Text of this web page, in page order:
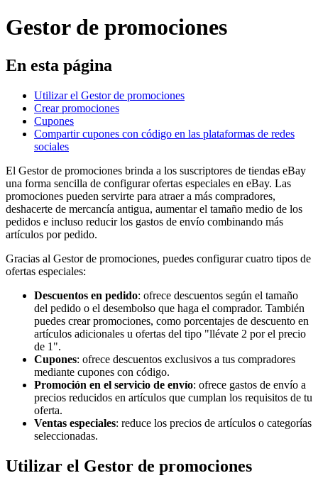
Gestor de promociones
En esta página
Utilizar el Gestor de promociones
Crear promociones
Cupones
Compartir cupones con código en las plataformas de redes
sociales
El Gestor de promociones brinda a los suscriptores de tiendas eBay
una forma sencilla de configurar ofertas especiales en eBay. Las
promociones pueden servirte para atraer a más compradores,
deshacerte de mercancía antigua, aumentar el tamaño medio de los
pedidos e incluso reducir los gastos de envío combinando más
artículos por pedido.
Gracias al Gestor de promociones, puedes configurar cuatro tipos de
ofertas especiales:
Descuentos en pedido: ofrece descuentos según el tamaño
del pedido o el desembolso que haga el comprador. También
puedes crear promociones, como porcentajes de descuento en
artículos adicionales u ofertas del tipo "llévate 2 por el precio
de 1".
Cupones: ofrece descuentos exclusivos a tus compradores
mediante cupones con código.
Promoción en el servicio de envío: ofrece gastos de envío a
precios reducidos en artículos que cumplan los requisitos de tu
oferta.
Ventas especiales: reduce los precios de artículos o categorías
seleccionadas.
Utilizar el Gestor de promociones